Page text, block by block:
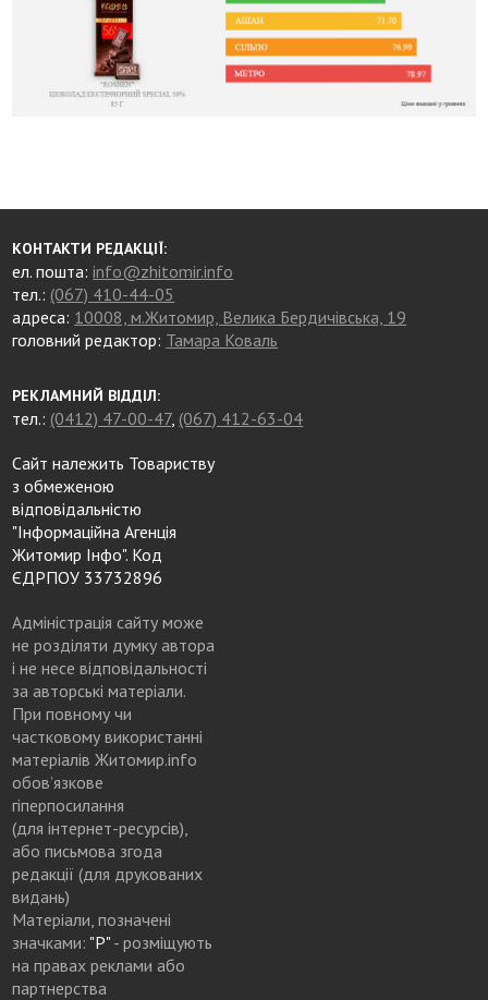
КОНТАКТИ РЕДАКЦІЇ:
ел. пошта:info@zhitomir.info
тел.: (067) 410-44-05
адреса: 10008, м.Житомир, Велика Бердичівська, 19
головний редактор: Тамара Коваль
РЕКЛАМНИЙ ВІДДІЛ:
тел.: (0412) 47-00-47, (067) 412-63-04
Сайт належить Товариству
з обмеженою
відповідальністю
"Інформаційна Агенція
Житомир Інфо". Код
ЄДРПОУ 33732896
Адміністрація сайту може
не розділяти думку автора
і не несе відповідальності
за авторські матеріали.
При повному чи
частковому використанні
матеріалів Житомир.info
обов’язкове
гіперпосилання
(для інтернет-ресурсів),
або письмова згода
редакції (для друкованих
видань)
Матеріали, позначені
значками: "Р"- розміщують
на правах реклами або
партнерства